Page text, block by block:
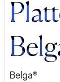
Belga®